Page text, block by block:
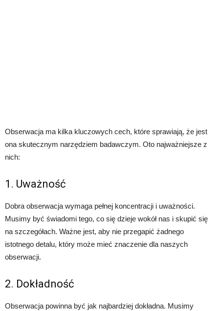
Obserwacja ma kilka kluczowych cech, które sprawiają, że jest
ona skutecznym narzędziem badawczym. Oto najważniejsze z
nich:
1. Uważność
Dobra obserwacja wymaga pełnej koncentracji i uważności.
Musimy być świadomi tego, co się dzieje wokół nas i skupić się
na szczegółach. Ważne jest, aby nie przegapić żadnego
istotnego detalu, który może mieć znaczenie dla naszych
obserwacji.
2. Dokładność
Obserwacja powinna być jak najbardziej dokładna. Musimy